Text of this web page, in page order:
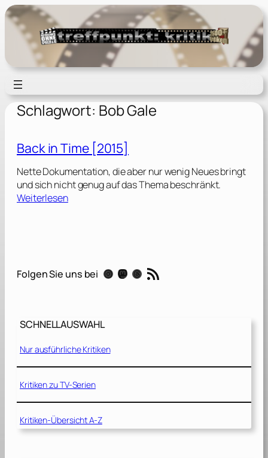
Zum
Inhalt
springen
Schlagwort: Bob Gale
Back in Time [2015]
Nette Dokumentation, die aber nur wenig Neues bringt
und sich nicht genug auf das Thema beschränkt.
Weiterlesen:
n
e
2
0
1
Folgen Sie uns bei Instagram Mastodon Threads RSS-Feed
SCHNELLAUSWAHL
Nur ausführliche Kritiken
Kritiken zu TV-Serien
Kritiken-Übersicht A-Z